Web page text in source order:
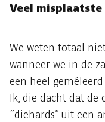
Veel
We weten totaal
wanneer we in de
een heel
Ik, die dacht dat de
“diehards” uit een